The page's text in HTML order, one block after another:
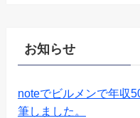
お知らせ
noteでビルメンで年収
筆しました。